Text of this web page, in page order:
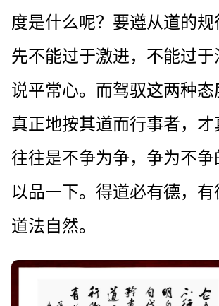
度是什么呢？要遵从道的
先不能过于激进，不能过于
说平常心。而驾驭这两种态
真正地按其道而行事者，才
往往是不争为争，争为不争
以品一下。得道必有德，有
道法自然。